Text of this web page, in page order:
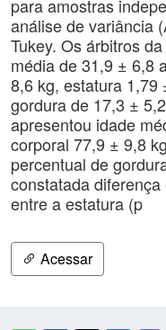
para amostras
análise de variância
Tukey. Os árbitros
média de 31,9 ± 6,8
8,6 kg, estatura 1,79
gordura de 17,3 ±
apresentou idade
corporal 77,9 ± 9,8
percentual de
constatada
entre a estatura (p
Acessar